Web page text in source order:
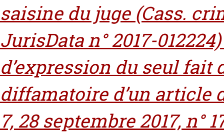
saisine du juge (Cass.
JurisData n° 2017-
d’expression du seul fait
diffamatoire d’un article
7, 28 septembre 2017, n°